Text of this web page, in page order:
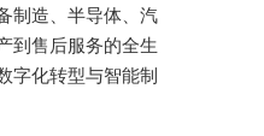
制造、半导体、汽
到售后服务的全生
字化转型与智能制